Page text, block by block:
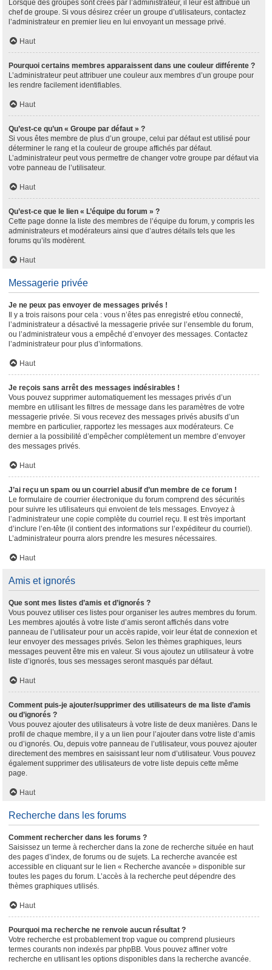
Lorsque des groupes sont créés par l’administrateur, il leur est attribué un
chef de groupe. Si vous désirez créer un groupe d’utilisateurs, contactez
l’administrateur en premier lieu en lui envoyant un message privé.
Haut
Pourquoi certains membres apparaissent dans une couleur différente ?
L’administrateur peut attribuer une couleur aux membres d’un groupe pour
les rendre facilement identifiables.
Haut
Qu’est-ce qu’un « Groupe par défaut » ?
Si vous êtes membre de plus d’un groupe, celui par défaut est utilisé pour
déterminer le rang et la couleur de groupe affichés par défaut.
L’administrateur peut vous permettre de changer votre groupe par défaut via
votre panneau de l’utilisateur.
Haut
Qu’est-ce que le lien « L’équipe du forum » ?
Cette page donne la liste des membres de l’équipe du forum, y compris les
administrateurs et modérateurs ainsi que d’autres détails tels que les
forums qu’ils modèrent.
Haut
Messagerie privée
Je ne peux pas envoyer de messages privés !
Il y a trois raisons pour cela : vous n’êtes pas enregistré et/ou connecté,
l’administrateur a désactivé la messagerie privée sur l’ensemble du forum,
ou l’administrateur vous a empêché d’envoyer des messages. Contactez
l’administrateur pour plus d’informations.
Haut
Je reçois sans arrêt des messages indésirables !
Vous pouvez supprimer automatiquement les messages privés d’un
membre en utilisant les filtres de message dans les paramètres de votre
messagerie privée. Si vous recevez des messages privés abusifs d’un
membre en particulier, rapportez les messages aux modérateurs. Ce
dernier a la possibilité d’empêcher complètement un membre d’envoyer
des messages privés.
Haut
J’ai reçu un spam ou un courriel abusif d’un membre de ce forum !
Le formulaire de courrier électronique du forum comprend des sécurités
pour suivre les utilisateurs qui envoient de tels messages. Envoyez à
l’administrateur une copie complète du courriel reçu. Il est très important
d’inclure l’en-tête (il contient des informations sur l’expéditeur du courriel).
L’administrateur pourra alors prendre les mesures nécessaires.
Haut
Amis et ignorés
Que sont mes listes d’amis et d’ignorés ?
Vous pouvez utiliser ces listes pour organiser les autres membres du forum.
Les membres ajoutés à votre liste d’amis seront affichés dans votre
panneau de l’utilisateur pour un accès rapide, voir leur état de connexion et
leur envoyer des messages privés. Selon les thèmes graphiques, leurs
messages peuvent être mis en valeur. Si vous ajoutez un utilisateur à votre
liste d’ignorés, tous ses messages seront masqués par défaut.
Haut
Comment puis-je ajouter/supprimer des utilisateurs de ma liste d’amis
ou d’ignorés ?
Vous pouvez ajouter des utilisateurs à votre liste de deux manières. Dans le
profil de chaque membre, il y a un lien pour l’ajouter dans votre liste d’amis
ou d’ignorés. Ou, depuis votre panneau de l’utilisateur, vous pouvez ajouter
directement des membres en saisissant leur nom d’utilisateur. Vous pouvez
également supprimer des utilisateurs de votre liste depuis cette même
page.
Haut
Recherche dans les forums
Comment rechercher dans les forums ?
Saisissez un terme à rechercher dans la zone de recherche située en haut
des pages d’index, de forums ou de sujets. La recherche avancée est
accessible en cliquant sur le lien « Recherche avancée » disponible sur
toutes les pages du forum. L’accès à la recherche peut dépendre des
thèmes graphiques utilisés.
Haut
Pourquoi ma recherche ne renvoie aucun résultat ?
Votre recherche est probablement trop vague ou comprend plusieurs
termes courants non indexés par phpBB. Vous pouvez affiner votre
recherche en utilisant les options disponibles dans la recherche avancée.